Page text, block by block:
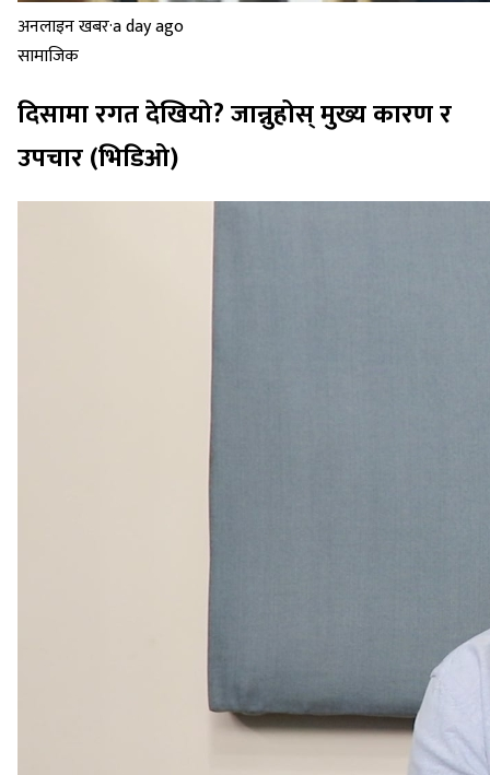
अनलाइन खबर·a day ago
सामाजिक
दिसामा रगत देखियो? जान्नुहोस् मुख्य कारण र
उपचार (भिडिओ)